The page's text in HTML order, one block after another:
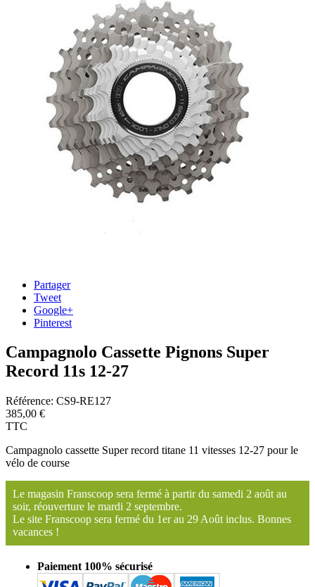
Partager
Tweet
Google+
Pinterest
Campagnolo Cassette Pignons Super
Record 11s 12-27
Référence: CS9-RE127
385,00 €
TTC
Campagnolo cassette Super record titane 11 vitesses 12-27 pour le
vélo de course
Le magasin Franscoop sera fermé à partir du samedi 2 août au
soir, réouverture le mardi 2 septembre.
Le site Franscoop sera fermé du 1er au 29 Août inclus. Bonnes
vacances !
Paiement 100% sécurisé